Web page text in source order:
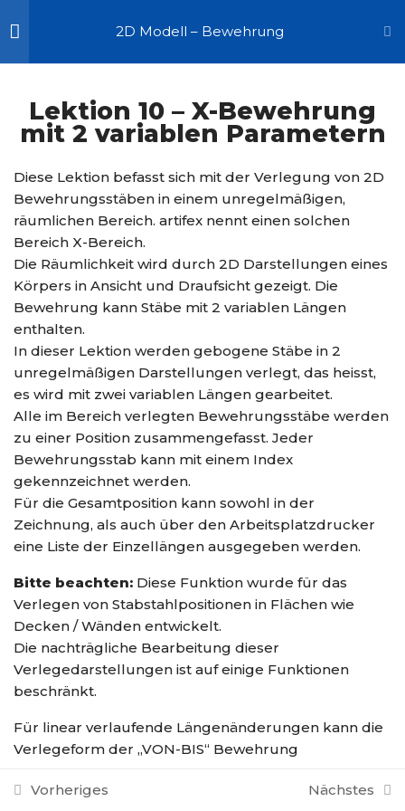
InhaltStart
Kurse
2D Modell – Bewehrung
Eingeben, Darstellen,
Auswählen
Lektion 1 – 2D Basis
Verlegetechnik – lineare
Verlegung
15 Minutes
Lektion 2 – 2D Basis
Verlegetechnik –
bogenförmige Verlegung
15 Minutes
Lektion 3 – Konstruieren
einer X2 – Form (nicht
genormte Form)
15 Minutes
an schräger Schalkante
15 Minutes
Lektion 5 –
Verankerungsgenerator
15 Minutes
Lektion 6 – Kette eingeben
Lektion 10 – X-Bewehrung
mit 2 variablen Parametern
Diese Lektion befasst sich mit der Verlegung von 2D
Bewehrungsstäben in einem unregelmäßigen,
räumlichen Bereich. artifex nennt einen solchen
Bereich X-Bereich.
Die Räumlichkeit wird durch 2D Darstellungen eines
Körpers in Ansicht und Draufsicht gezeigt. Die
Bewehrung kann Stäbe mit 2 variablen Längen
enthalten.
In dieser Lektion werden gebogene Stäbe in 2
unregelmäßigen Darstellungen verlegt, das heisst,
es wird mit zwei variablen Längen gearbeitet.
Alle im Bereich verlegten Bewehrungsstäbe werden
zu einer Position zusammengefasst. Jeder
Bewehrungsstab kann mit einem Index
gekennzeichnet werden.
Für die Gesamtposition kann sowohl in der
Zeichnung, als auch über den Arbeitsplatzdrucker
eine Liste der Einzellängen ausgegeben werden.
Bitte beachten: Diese Funktion wurde für das
Verlegen von Stabstahlpositionen in Flächen wie
Decken / Wänden entwickelt.
Die nachträgliche Bearbeitung dieser
Verlegedarstellungen ist auf einige Funktionen
beschränkt.
Für linear verlaufende Längenänderungen kann die
Verlegeform der „VON-BIS“ Bewehrung
Vorheriges Nächstes
Startseite Kursübersicht artifex Homepage